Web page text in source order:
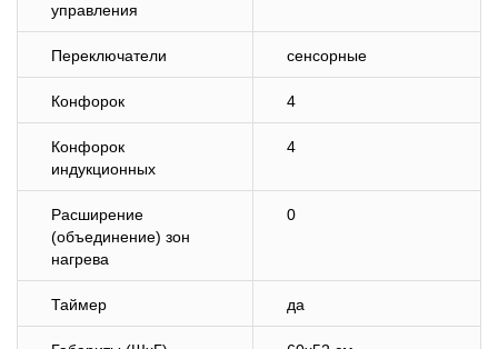
управления
Переключатели сенсорные
Конфорок 4
Конфорок
индукционных
4
Расширение
(объединение) зон
нагрева
0
Таймер да